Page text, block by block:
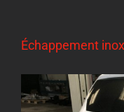
Échappement